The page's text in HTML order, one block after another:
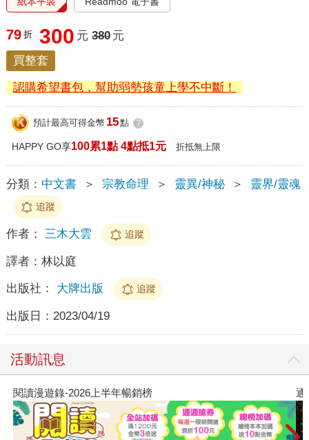
79 折 300 元 380 元
買整套
認購希望書包，幫助弱勢孩童上學不中斷！
預計最高可得金幣 15點 ?
HAPPY GO享100累1點 4點抵1元 折抵無上限
分類： 中文書 ＞ 宗教命理 ＞ 靈異/神秘 ＞ 靈界/靈魂
追蹤
作者： 三木大雲 追蹤
譯者： 林以庭
出版社： 大牌出版 追蹤
出版日： 2023/04/19
活動訊息
閱讀漫遊錄-2026上半年暢銷榜 通